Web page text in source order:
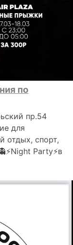
по
пр.54
для
отдых, спорт,
Party⚡в